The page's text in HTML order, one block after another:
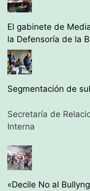
El gabinete de
la Defensoría de la
Segmentación de
Secretaría de
Interna
«Decile No al